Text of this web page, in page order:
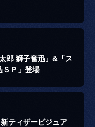
郎 獅子奮迅」&「ス
ＳＰ」登場
ティザービジュア